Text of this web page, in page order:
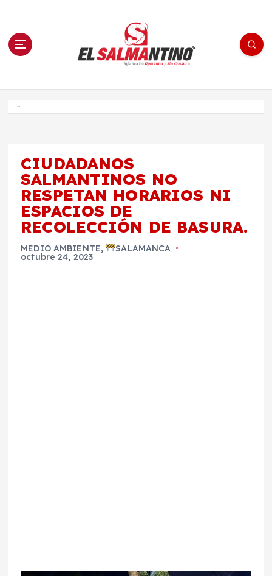
n El Salmantino - medios/noticias/editorial
CIUDADANOS
SALMANTINOS NO
RESPETAN HORARIOS NI
ESPACIOS DE
RECOLECCIÓN DE BASURA.
MEDIO AMBIENTE, SALAMANCA
octubre 24, 2023